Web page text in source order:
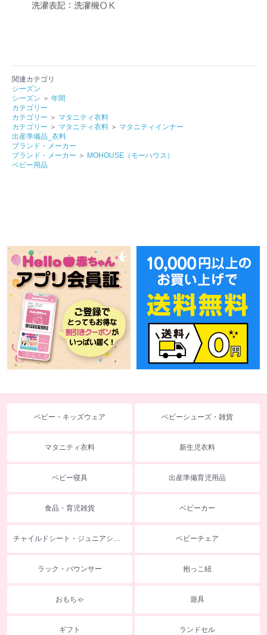
関連カテゴリ
シーズン
シーズン ＞ 年間
カテゴリー
カテゴリー ＞ マタニティ衣料
カテゴリー ＞ マタニティ衣料 ＞ マタニティインナー
出産準備品_衣料
ブランド・メーカー
ブランド・メーカー ＞ MOHOUSE（モーハウス）
ベビー用品
ベビー・キッズウェア ベビーシューズ・雑貨
マタニティ衣料 新生児衣料
ベビー寝具 出産準備育児用品
食品・育児雑貨 ベビーカー
ベビーチェア
ラック・バウンサー 抱っこ紐
おもちゃ 遊具
ギフト ランドセル